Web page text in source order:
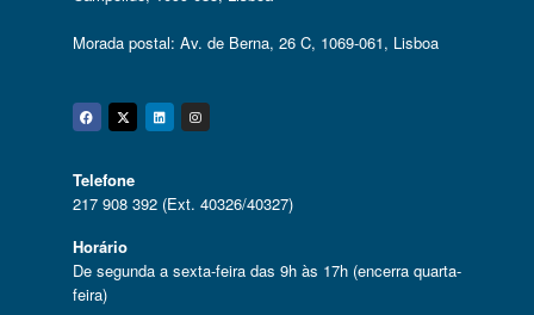
Morada postal: Av. de Berna, 26 C, 1069-061, Lisboa
Facebook
Twitter
Linkedin
Instagram
Telefone
217 908 392 (Ext. 40326/40327)
Horário
De segunda a sexta-feira das 9h às 17h (encerra quarta-
feira)